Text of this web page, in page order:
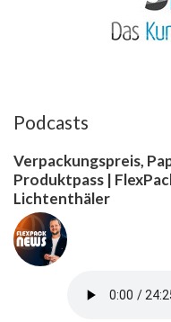
Podcasts
Verpackungspreis,
Produktpass |
Lichtenthäler